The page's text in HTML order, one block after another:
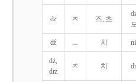
dz ㅈ 즈, 츠
dź ㅡ 치
dż,
drz
ㅈ 치